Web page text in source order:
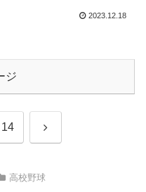
2023.12.18
ジ
14 次
高校野球